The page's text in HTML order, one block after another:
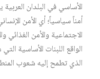
الأساسي في البلدان
أمناً سياسياً؛ أي الأمن
الاجتماعية والأمن
الواقع اللبنات الأساسية
الذي تطمح إليه شعوب